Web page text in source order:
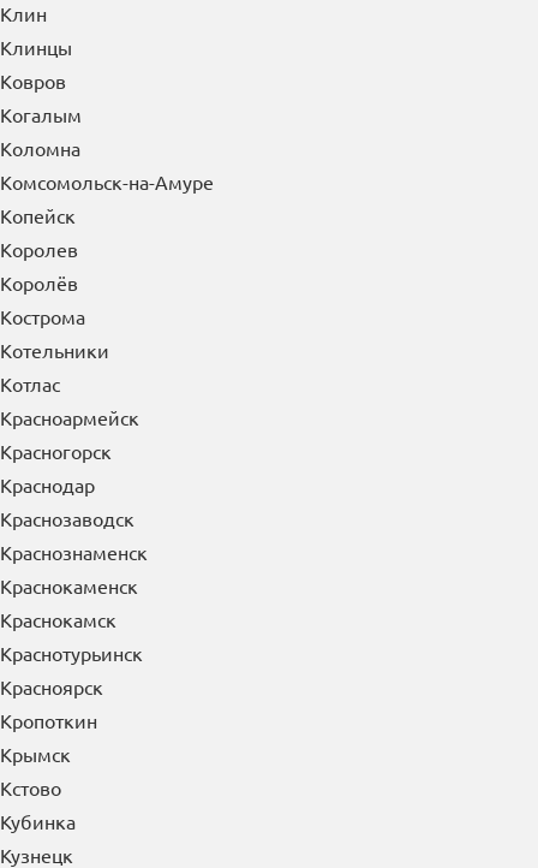
Клин
Клинцы
Ковров
Когалым
Коломна
Комсомольск-на-Амуре
Копейск
Королев
Королёв
Кострома
Котельники
Котлас
Красноармейск
Красногорск
Краснодар
Краснозаводск
Краснознаменск
Краснокаменск
Краснокамск
Краснотурьинск
Красноярск
Кропоткин
Крымск
Кстово
Кубинка
Кузнецк